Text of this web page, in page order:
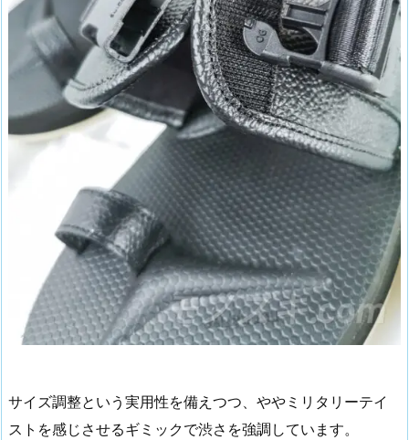
サイズ調整という実用性を備えつつ、ややミリタリーテイ
ストを感じさせるギミックで渋さを強調しています。